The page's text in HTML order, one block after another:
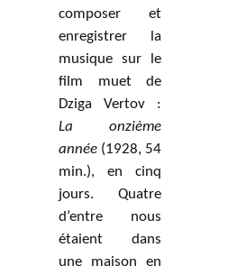
composer et
enregistrer la
musique sur le
film muet de
Dziga Vertov :
La onzième
année (1928, 54
min.), en cinq
jours. Quatre
d’entre nous
étaient dans
une maison en